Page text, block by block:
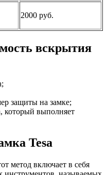
2000 руб.
вскрытия
защиты на замке;
который выполняет
Tesa
метод включает в себя